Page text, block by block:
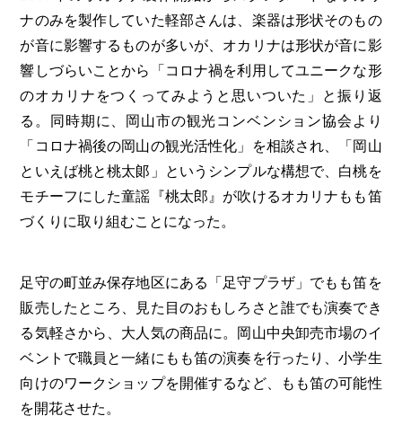
ナのみを製作していた軽部さんは、楽器は形状そのもの
が音に影響するものが多いが、オカリナは形状が音に影
響しづらいことから「コロナ禍を利用してユニークな形
のオカリナをつくってみようと思いついた」と振り返
る。同時期に、岡山市の観光コンベンション協会より
「コロナ禍後の岡山の観光活性化」を相談され、「岡山
といえば桃と桃太郞」というシンプルな構想で、白桃を
モチーフにした童謡『桃太郎』が吹けるオカリナもも笛
づくりに取り組むことになった。
足守の町並み保存地区にある「足守プラザ」でもも笛を
販売したところ、見た目のおもしろさと誰でも演奏でき
る気軽さから、大人気の商品に。岡山中央卸売市場のイ
ベントで職員と一緒にもも笛の演奏を行ったり、小学生
向けのワークショップを開催するなど、もも笛の可能性
を開花させた。